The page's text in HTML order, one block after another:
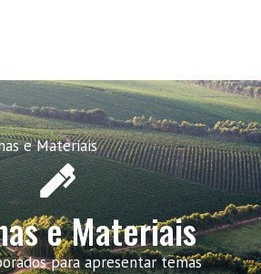
e Materiais
e Materiais
para apresentar temas